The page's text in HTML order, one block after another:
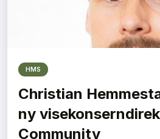
HMS
Christian
ny
Community